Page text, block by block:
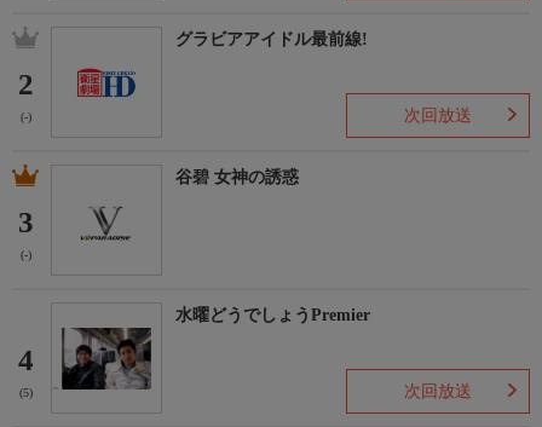
2
(-)
グラビアアイドル最前線!
次回放送
3
(-)
谷碧 女神の誘惑
4
(5)
水曜どうでしょうPremier
次回放送